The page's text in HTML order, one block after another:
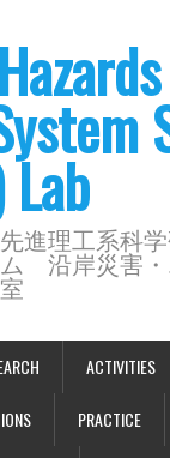
Lab
進理工系科
沿岸災害
ACTIVITIES
PRACTICE